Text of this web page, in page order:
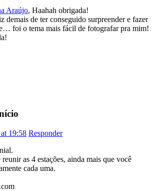
Araújo, Haahah obrigada!
demais de ter conseguido surpreender e fazer
foi o tema mais fácil de fotografar pra mim!
19:58 Responder
as 4 estações, ainda mais que você
cada uma.